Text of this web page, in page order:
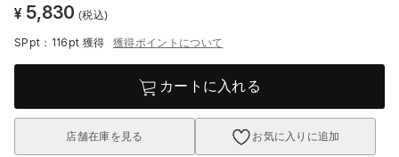
¥ 5,830 (税込)
SPpt：116pt 獲得 獲得ポイントについて
カートに入れる
店舗在庫を見る お気に入りに追加